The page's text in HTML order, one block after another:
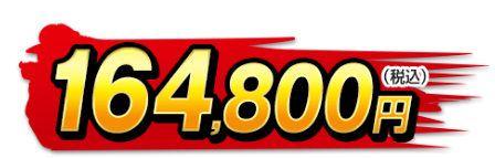
れっきり］ON（187Wh）とOFF（242Wh）との比較。カーテンを閉め切った
日射量の少ない日中を想定。
※6 運転中の室外機の吸い込み空気温度。ベラン
ダなど狭小スペースに設置した場合、室外機周辺が高温になることがありま
す。所定の設置スペースを確保してください。また、高温の場合、製品保護の
ため運転しないことがあります。使用環境により能力が低下する場合がありま
す。